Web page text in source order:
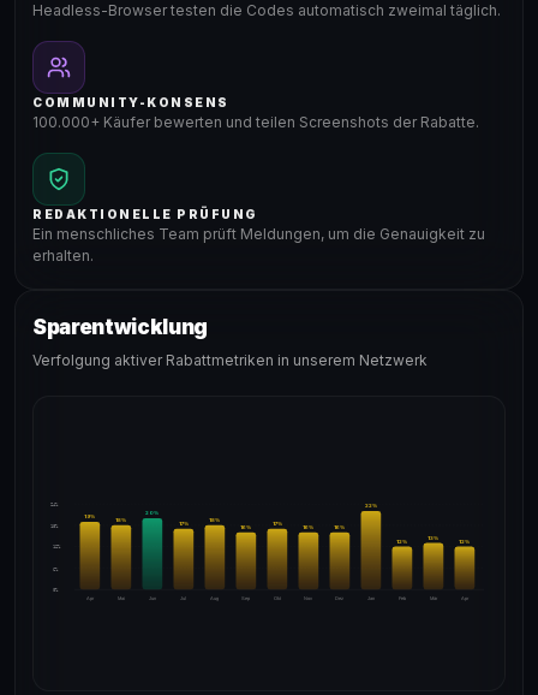
Headless-Browser testen die Codes automatisch zweimal täglich.
COMMUNITY-KONSENS
100.000+ Käufer bewerten und teilen Screenshots der Rabatte.
REDAKTIONELLE PRÜFUNG
Ein menschliches Team prüft Meldungen, um die Genauigkeit zu
erhalten.
Sparentwicklung
Verfolgung aktiver Rabattmetriken in unserem Netzwerk
24%
18%
12%
6%
0%
Apr
19%
Mai
18%
Jun
20%
Jul
17%
Aug
18%
Sep
16%
Okt
17%
Nov
16%
Dez
16%
Jan
22%
Feb
12%
Mär
13%
Apr
12%